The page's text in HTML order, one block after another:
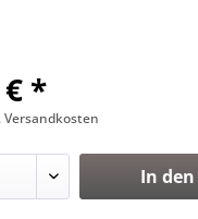
€ *
Versandkosten
In den